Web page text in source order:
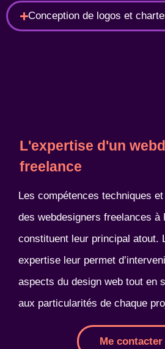
Conception de logos et
L'expertise d'un
freelance
Les compétences techniques
des webdesigners freelances à
constituent leur principal atout.
expertise leur permet
aspects du design web tout en
aux particularités de chaque
Me contacter